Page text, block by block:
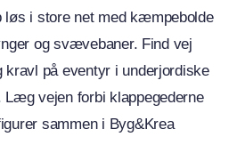
i store net med kæmpebolde
og svævebaner. Find vej
kravl på eventyr i underjordiske
Læg vejen forbi klappegederne
sammen i Byg&Krea